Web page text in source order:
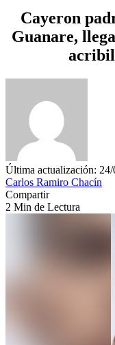
Cayeron
Guanare,
Última actualización: 24/
Carlos Ramiro Chacín
Compartir
2 Min de Lectura